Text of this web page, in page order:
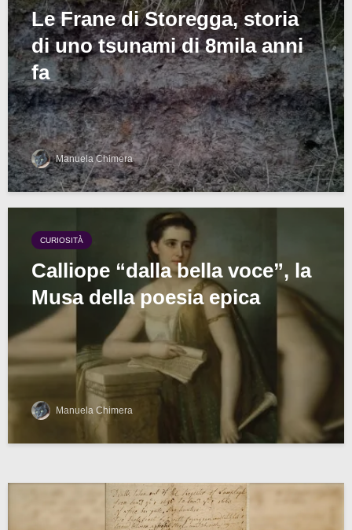
Le Frane di Storegga, storia
di uno tsunami di 8mila anni
fa
Manuela Chimera
CURIOSITÀ
Calliope “dalla bella voce”, la
Musa della poesia epica
Manuela Chimera